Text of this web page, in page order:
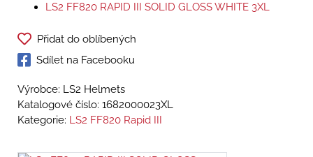
LS2 FF820 RAPID III SOLID GLOSS WHITE 3XL
Přidat do oblíbených
Sdílet na Facebooku
Výrobce: LS2 Helmets
Katalogové číslo: 1682000023XL
Kategorie: LS2 FF820 Rapid III